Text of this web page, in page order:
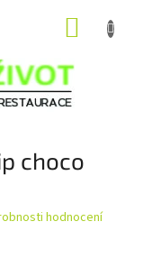
choco
hodnocení